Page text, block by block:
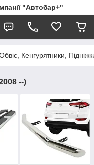
"Автобар+"
Кенгурятники,
--)